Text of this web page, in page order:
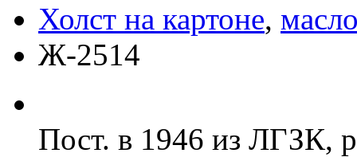
Холст на картоне,
Ж-2514
Пост. в 1946 из ЛГЗК,